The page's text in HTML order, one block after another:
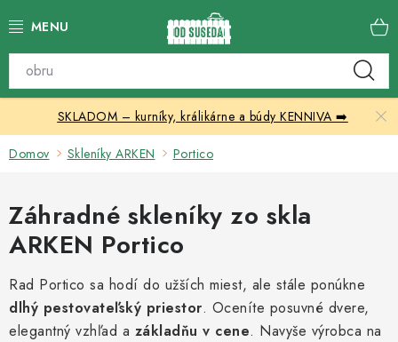
na
Katalóg produktov
Skleníky
Chovateľské potreby
Vonkajšia dlažba
SKLADOM – kurníky, králikárne a búdy KENNIVA ➡️
Domov Skleníky ARKEN Portico
Záhradné skleníky zo skla
ARKEN Portico
Rad Portico sa hodí do užších miest, ale stále ponúkne
dlhý pestovateľský priestor. Oceníte posuvné dvere,
elegantný vzhľad a základňu v cene. Navyše výrobca na